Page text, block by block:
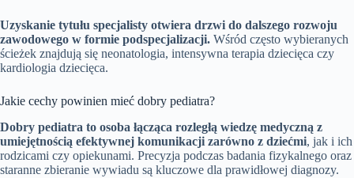
Uzyskanie tytułu specjalisty otwiera drzwi do dalszego rozwoju
zawodowego w formie podspecjalizacji. Wśród często wybieranych
ścieżek znajdują się neonatologia, intensywna terapia dziecięca czy
kardiologia dziecięca.
Jakie cechy powinien mieć dobry pediatra?
Dobry pediatra to osoba łącząca rozległą wiedzę medyczną z
umiejętnością efektywnej komunikacji zarówno z dziećmi, jak i ich
rodzicami czy opiekunami. Precyzja podczas badania fizykalnego oraz
staranne zbieranie wywiadu są kluczowe dla prawidłowej diagnozy.